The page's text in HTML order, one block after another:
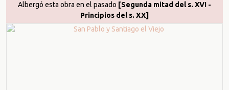
Albergó esta obra en el pasado [Segunda mitad del s. XVI -
Principios del s. XX]